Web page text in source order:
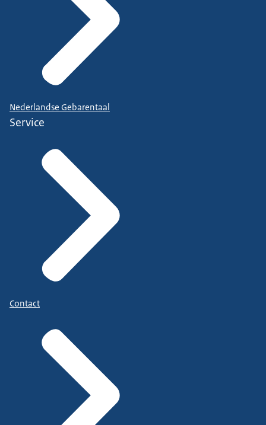
Nederlandse Gebarentaal
Service
Contact